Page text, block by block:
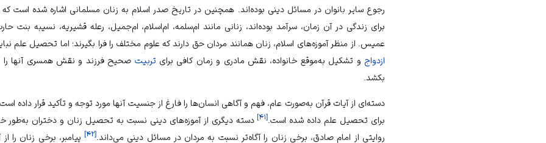
رجوع سایر بانوان در مسائل دینی بوده‌اند. همچنین در تاریخ صدر اسلام به زنان مسلمانی اشاره شده است که
برای زندگی در آن زمان، سرآمد بوده‌اند، زنانی مانند ام‌سلمه، ام‌اسلام، ام‌جمیل، رعله قشیریه، نسیبه بنت
عمیس. از منظر آموزه‌های اسلام، زنان همانند مردان حق دارند که علوم مختلف را فرا بگیرند؛ اما تحصیل علم
ازدواج و تشکیل به‌موقع خانواده، نقش مادری و زمان کافی برای تربیت صحیح فرزند و نقش همسری آنها را
بکشد.
دسته‌ای از آیات قرآن به‌صورت عام، فهم و آگاهی انسان‌ها را فارغ از جنسیت آنها مورد توجه و تأکید قرار داده
برای تحصیل علم داده شده است. [۴۱]دسته دیگری از آموزه‌های دینی نسبت به تحصیل زنان و دختران به‌طور
روایتی از امام صادق، برخی زنان را آگاه‌تر نسبت به مردان در مسائل دینی می‌داند. [۴۲]پیامبر، برخی زنان را